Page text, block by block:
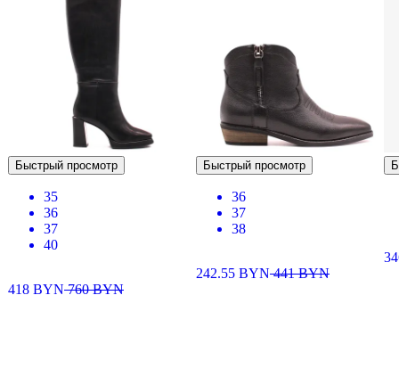
Быстрый просмотр
35
36
37
40
418 BYN760BYN
Быстрый просмотр
36
37
38
242.55 BYN441BYN